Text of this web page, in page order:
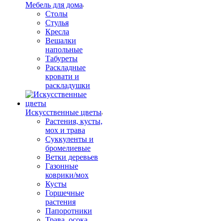
Мебель для дома
Столы
Стулья
Кресла
Вешалки
напольные
Табуреты
Раскладные
кровати и
раскладушки
Искусственные цветы
Растения, кусты,
мох и трава
Суккуленты и
бромелиевые
Ветки деревьев
Газонные
коврики/мох
Кусты
Горшечные
растения
Папоротники